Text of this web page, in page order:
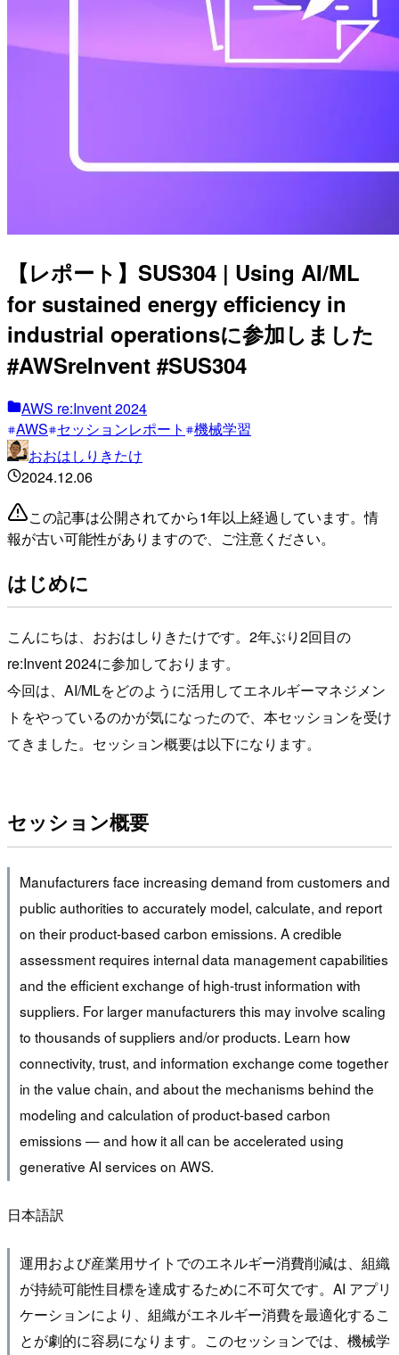
【レポート】SUS304 | Using AI/ML
for sustained energy efficiency in
industrial operationsに参加しました
#AWSreInvent #SUS304
AWS re:Invent 2024
AWS セッションレポート
機械学習
おおはしりきたけ
2024.12.06
この記事は公開されてから1年以上経過しています。情
報が古い可能性がありますので、ご注意ください。
はじめに
こんにちは、おおはしりきたけです。2年ぶり2回目の
re:Invent 2024に参加しております。
今回は、AI/MLをどのように活用してエネルギーマネジメン
トをやっているのかが気になったので、本セッションを受け
てきました。セッション概要は以下になります。
セッション概要
Manufacturers face increasing demand from customers and
public authorities to accurately model, calculate, and report
on their product-based carbon emissions. A credible
assessment requires internal data management capabilities
and the efficient exchange of high-trust information with
suppliers. For larger manufacturers this may involve scaling
to thousands of suppliers and/or products. Learn how
connectivity, trust, and information exchange come together
in the value chain, and about the mechanisms behind the
modeling and calculation of product-based carbon
emissions — and how it all can be accelerated using
generative AI services on AWS.
日本語訳
運用および産業用サイトでのエネルギー消費削減は、組織
が持続可能性目標を達成するために不可欠です。AI アプリ
ケーションにより、組織がエネルギー消費を最適化するこ
とが劇的に容易になります。このセッションでは、機械学